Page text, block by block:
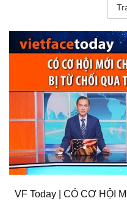
VF Today | CÓ CƠ HỘI